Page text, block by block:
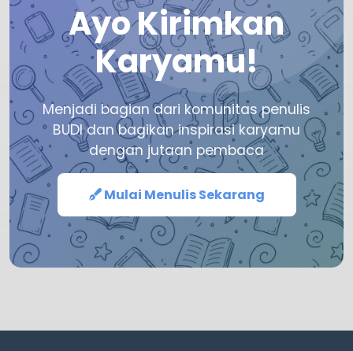
Ayo Kirimkan
Karyamu!
Menjadi bagian dari komunitas penulis
BUDI dan bagikan inspirasi karyamu
dengan jutaan pembaca
Mulai Menulis Sekarang